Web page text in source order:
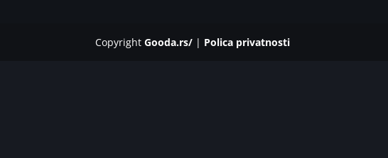
CopyrightGooda.rs/ | Polica privatnosti